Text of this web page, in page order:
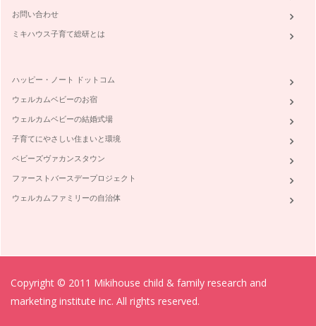
お問い合わせ
ミキハウス子育て総研とは
ハッピー・ノート ドットコム
ウェルカムベビーのお宿
ウェルカムベビーの結婚式場
子育てにやさしい住まいと環境
ベビーズヴァカンスタウン
ファーストバースデープロジェクト
ウェルカムファミリーの自治体
Copyright © 2011 Mikihouse child & family research and
marketing institute inc. All rights reserved.